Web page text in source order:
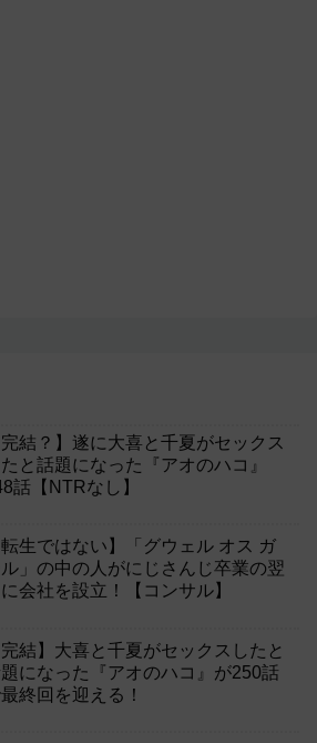
完結？】遂に大喜と千夏がセックス
たと話題になった『アオのハコ』
話【NTRなし】
転生ではない】「グウェル オス ガ
」の中の人がにじさんじ卒業の翌
に会社を設立！【コンサル】
完結】大喜と千夏がセックスしたと
になった『アオのハコ』が250話
終回を迎える！